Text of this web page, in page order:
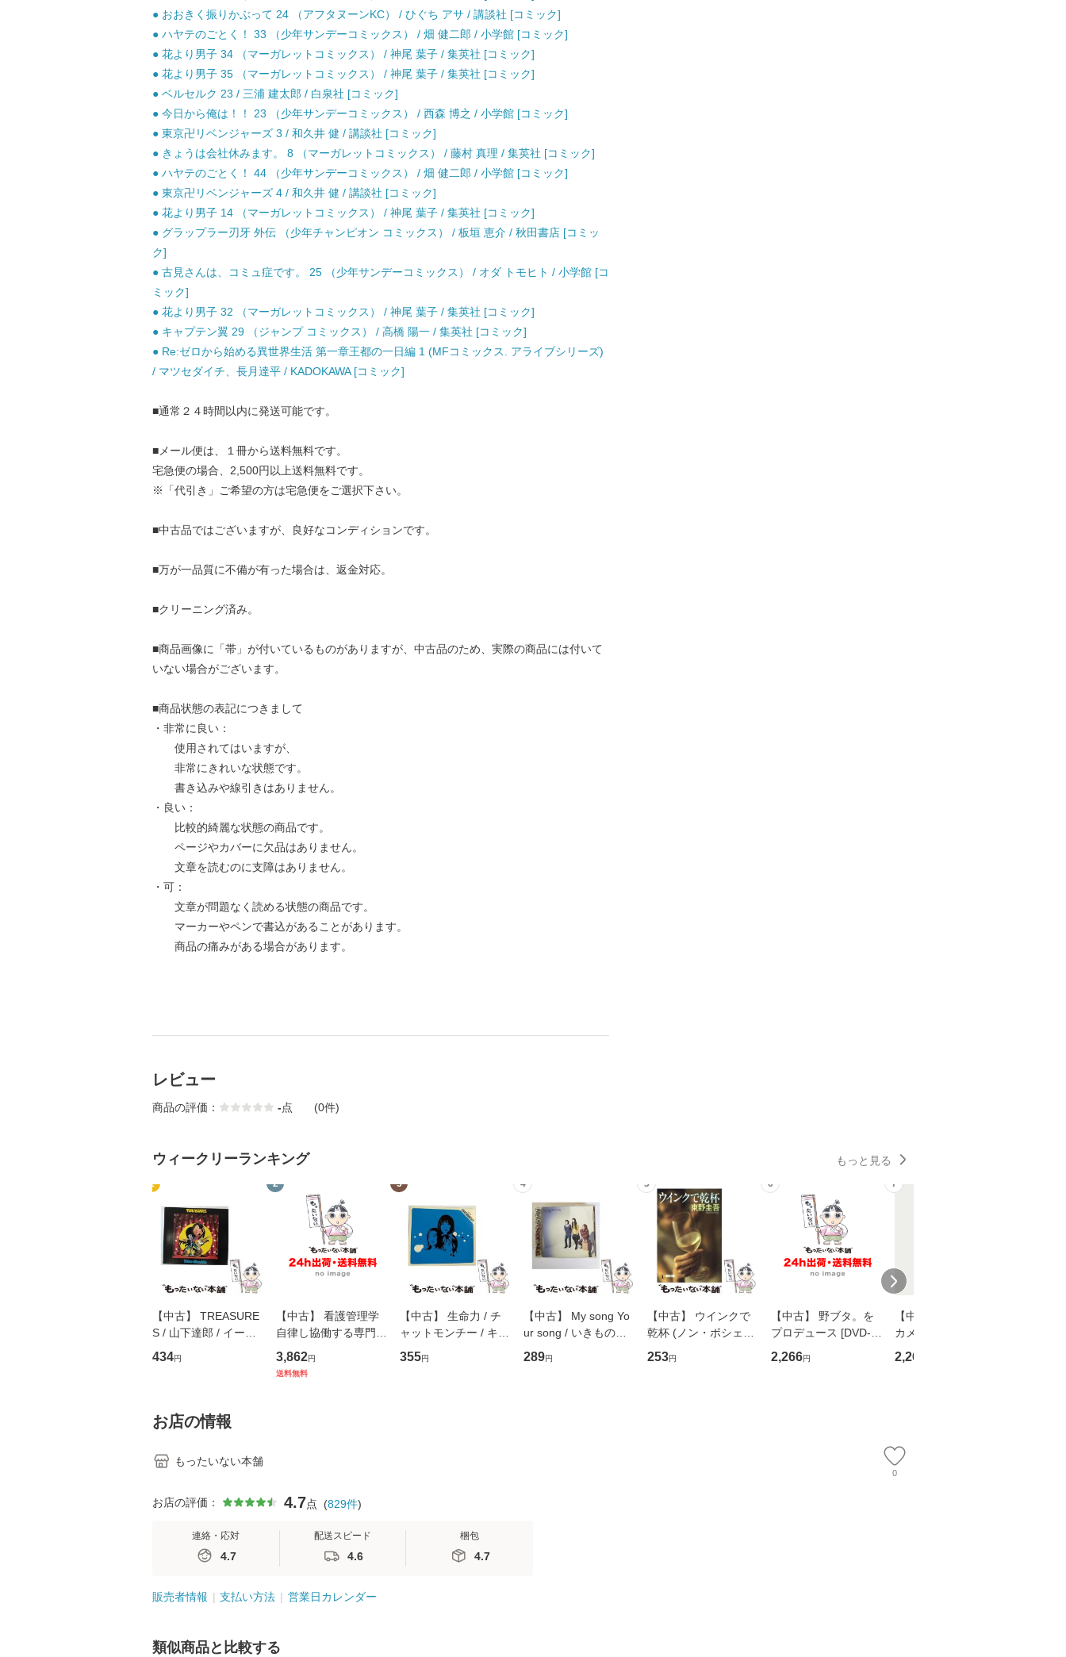
● おおきく振りかぶって 24 （アフタヌーンKC） / ひぐち アサ / 講談社 [コミック]
● ハヤテのごとく！ 33 （少年サンデーコミックス） / 畑 健二郎 / 小学館 [コミック]
● 花より男子 34 （マーガレットコミックス） / 神尾 葉子 / 集英社 [コミック]
● 花より男子 35 （マーガレットコミックス） / 神尾 葉子 / 集英社 [コミック]
● ベルセルク 23 / 三浦 建太郎 / 白泉社 [コミック]
● 今日から俺は！！ 23 （少年サンデーコミックス） / 西森 博之 / 小学館 [コミック]
● 東京卍リベンジャーズ 3 / 和久井 健 / 講談社 [コミック]
● きょうは会社休みます。 8 （マーガレットコミックス） / 藤村 真理 / 集英社 [コミック]
● ハヤテのごとく！ 44 （少年サンデーコミックス） / 畑 健二郎 / 小学館 [コミック]
● 東京卍リベンジャーズ 4 / 和久井 健 / 講談社 [コミック]
● 花より男子 14 （マーガレットコミックス） / 神尾 葉子 / 集英社 [コミック]
● グラップラー刃牙 外伝 （少年チャンピオン コミックス） / 板垣 恵介 / 秋田書店 [コミッ
ク]
● 古見さんは、コミュ症です。 25 （少年サンデーコミックス） / オダ トモヒト / 小学館 [コ
ミック]
● 花より男子 32 （マーガレットコミックス） / 神尾 葉子 / 集英社 [コミック]
● キャプテン翼 29 （ジャンプ コミックス） / 高橋 陽一 / 集英社 [コミック]
● Re:ゼロから始める異世界生活 第一章王都の一日編 1 (MFコミックス. アライブシリーズ)
/ マツセダイチ、長月達平 / KADOKAWA [コミック]
■通常２４時間以内に発送可能です。
■メール便は、１冊から送料無料です。
宅急便の場合、2,500円以上送料無料です。
※「代引き」ご希望の方は宅急便をご選択下さい。
■中古品ではございますが、良好なコンディションです。
■万が一品質に不備が有った場合は、返金対応。
■クリーニング済み。
■商品画像に「帯」が付いているものがありますが、中古品のため、実際の商品には付いて
いない場合がございます。
■商品状態の表記につきまして
・非常に良い：
使用されてはいますが、
非常にきれいな状態です。
書き込みや線引きはありません。
・良い：
比較的綺麗な状態の商品です。
ページやカバーに欠品はありません。
文章を読むのに支障はありません。
・可：
文章が問題なく読める状態の商品です。
マーカーやペンで書込があることがあります。
商品の痛みがある場合があります。
レビュー
商品の評価： -点 (0件)
ウィークリーランキング もっと見る
1
【中古】 TREASURE
S / 山下達郎 / イース
トウエスト・ジャパン
[CD]【メール便送料無
434円
2
【中古】 看護管理学
自律し協働する専門職
の看護マネジメントス
キル 改訂第3版 (看護
3,862円
送料無料
3
【中古】 生命力 / チ
ャットモンチー / キュ
ーンレコード [CD]
【メール便送料無料】
355円
4
【中古】 My song Yo
ur song / いきものが
かり / [CD]【メール便
送料無料】
289円
5
【中古】 ウインクで
乾杯 (ノン・ポシェッ
ト) / 東野圭吾 / 祥伝
社 [文庫]【メール便送
253円
6
【中古】 野ブタ。を
プロデュース [DVD-B
OX] / バップ [DVD]
【メール便送料無料】
2,266円
7
【中古】 明日なき森
カメムシ先生が熊野で
語る / 熊野の森ネット
ワークいちいがしの
2,266
お店の情報
もったいない本舗
0
お店の評価： 4.7点 (829件)
連絡・応対
4.7
配送スピード
4.6
梱包
4.7
販売者情報 支払い方法 営業日カレンダー
類似商品と比較する